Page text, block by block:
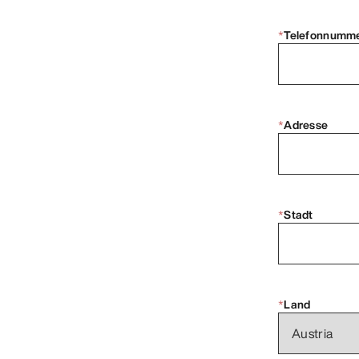
*
*Adresse
*Stadt
*Land